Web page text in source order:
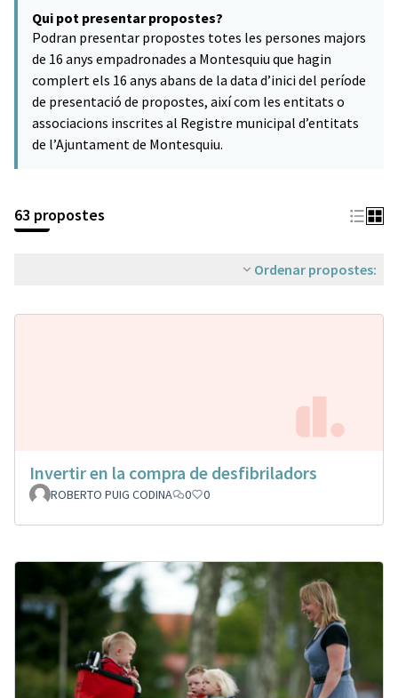
Qui pot presentar propostes?
Podran presentar propostes totes les persones majors
de 16 anys empadronades a Montesquiu que hagin
complert els 16 anys abans de la data d’inici del període
de presentació de propostes, així com les entitats o
associacions inscrites al Registre municipal d’entitats
de l’Ajuntament de Montesquiu.
63 propostes
Ordenar propostes:
Invertir en la compra de desfibriladors
ROBERTO PUIG CODINA 0 0